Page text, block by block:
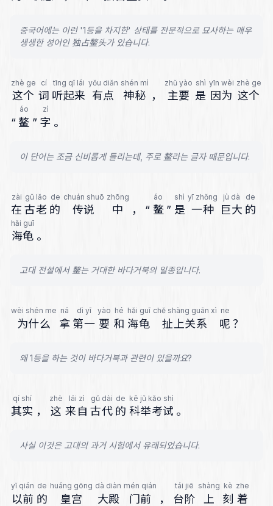
중국어에는 이런 '1등을 차지한' 상태를 전문적으로 묘사하는 매우
생생한 성어인 独占鳌头가 있습니다.
zhè ge
这个
cí
词
tīng qǐ lái
听起来
yǒu diǎn
有点
shén mì
神秘 ，
zhǔ yào
主要
shì
是
yīn wèi
因为
zhè ge
这个
“
áo
鳌 ”
zì
字 。
이 단어는 조금 신비롭게 들리는데, 주로 鳌라는 글자 때문입니다.
zài
在
gǔ lǎo
古老
de
的
chuán shuō
传说
zhōng
中 ， “
áo
鳌 ”
shì
是
yī zhǒng
一种
jù dà
巨大
de
的
hǎi guī
海龟 。
고대 전설에서 鳌는 거대한 바다거북의 일종입니다.
wèi shén me
为什么
ná
拿
dì yī
第一
yào
要
hé
和
hǎi guī
海龟
chě shàng guān xì
扯上关系
ne
呢 ？
왜 1등을 하는 것이 바다거북과 관련이 있을까요?
qí shí
其实 ，
zhè
这
lái zì
来自
gǔ dài
古代
de
的
kē jǔ kǎo shì
科举考试 。
사실 이것은 고대의 과거 시험에서 유래되었습니다.
yǐ qián
以前
de
的
huáng gōng
皇宫
dà diàn
大殿
mén qián
门前 ，
tái jiē
台阶
shàng
上
kè
刻
zhe
着